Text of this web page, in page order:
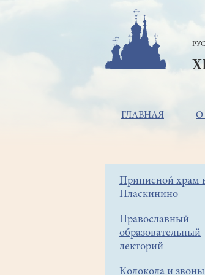
Основная
ГЛАВНАЯ О
Боковое
меню
Приписной храм
Пласкинино
Православный
образовательный
лекторий
Колокола и звоны